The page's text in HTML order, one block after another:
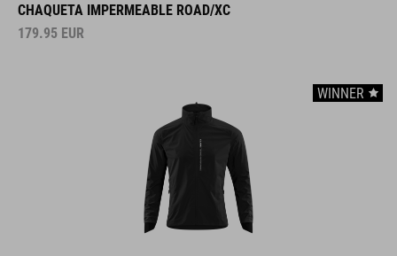
CHAQUETA IMPERMEABLE ROAD/XC
179.95 EUR
WINNER